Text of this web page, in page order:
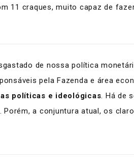
11 craques, muito capaz de
de nossa política
pela Fazenda e área
políticas e ideológicas. Há de
a conjuntura atual, os